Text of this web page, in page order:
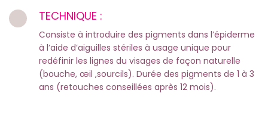
TECHNIQUE :
Consiste à introduire des pigments dans l’épiderme
à l’aide d’aiguilles stériles à usage unique pour
redéfinir les lignes du visages de façon naturelle
(bouche, œil ,sourcils). Durée des pigments de 1 à 3
ans (retouches conseillées après 12 mois).